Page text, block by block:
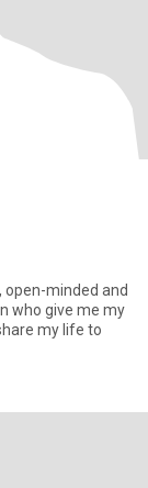
open-minded and
who give me my
my life to